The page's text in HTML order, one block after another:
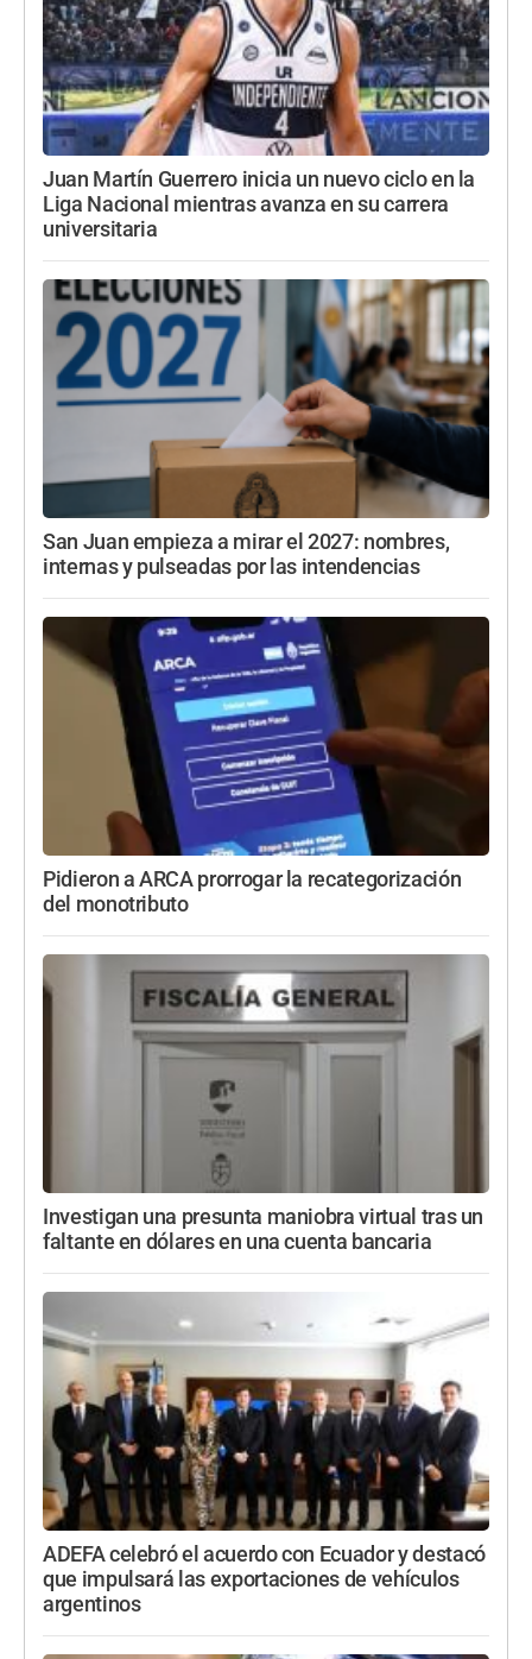
Juan Martín Guerrero inicia un nuevo ciclo en la
Liga Nacional mientras avanza en su carrera
universitaria
San Juan empieza a mirar el 2027: nombres,
internas y pulseadas por las intendencias
Pidieron a ARCA prorrogar la recategorización
del monotributo
Investigan una presunta maniobra virtual tras un
faltante en dólares en una cuenta bancaria
ADEFA celebró el acuerdo con Ecuador y destacó
que impulsará las exportaciones de vehículos
argentinos